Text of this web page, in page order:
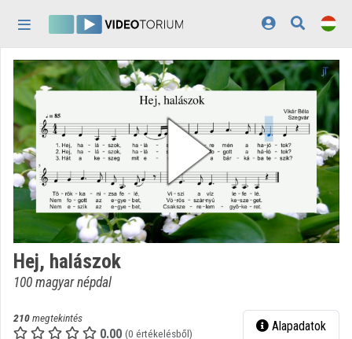
Kezdőlap
Bejelentkezés
Felfedezés
Kategóriák
Lejátszási listák
Intézmények
Közreműködők
Hej, halászok
100 magyar népdal
210megtekintés
0.00 (0 értékelésből) Alapadatok